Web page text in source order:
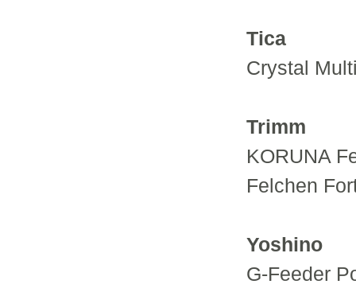
Tica
Crystal
Trimm
KORUNA
Felchen
Yoshino
G-Feeder